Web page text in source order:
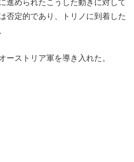
進められたこうした動きに対して
否定的であり、トリノに到着した
ーストリア軍を導き入れた。